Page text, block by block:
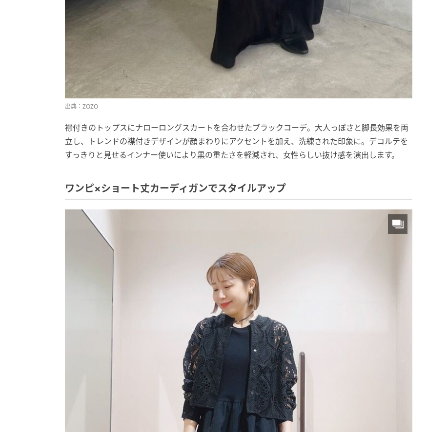
出典：ZOZO
襟付きのトップスにナローロングスカートを合わせたブラックコーデ。大人っぽさと脚長効果を両
立し、トレンドの襟付きデザインが顔まわりにアクセントを加え、洗練された印象に。デコルテを
すっきりと見せるインナー使いにより黒の重たさを軽減され、女性らしい抜け感を演出します。
ワンピ×ショート丈カーディガンでスタイルアップ